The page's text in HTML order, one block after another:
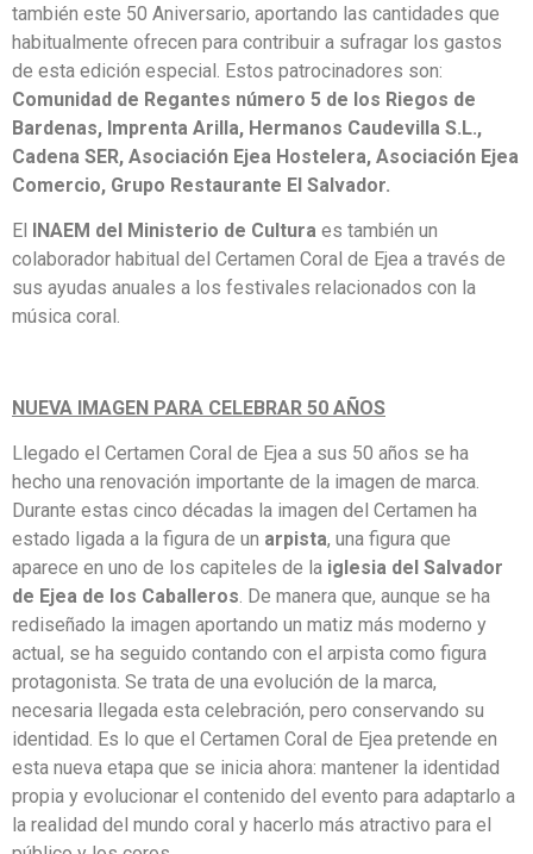
también este 50 Aniversario, aportando las cantidades que
habitualmente ofrecen para contribuir a sufragar los gastos
de esta edición especial. Estos patrocinadores son:
Comunidad de Regantes número 5 de los Riegos de
Bardenas, Imprenta Arilla, Hermanos Caudevilla S.L.,
Cadena SER, Asociación Ejea Hostelera, Asociación Ejea
Comercio, Grupo Restaurante El Salvador.
El INAEM del Ministerio de Cultura es también un
colaborador habitual del Certamen Coral de Ejea a través de
sus ayudas anuales a los festivales relacionados con la
música coral.
NUEVA IMAGEN PARA CELEBRAR 50 AÑOS
Llegado el Certamen Coral de Ejea a sus 50 años se ha
hecho una renovación importante de la imagen de marca.
Durante estas cinco décadas la imagen del Certamen ha
estado ligada a la figura de un arpista, una figura que
aparece en uno de los capiteles de la iglesia del Salvador
de Ejea de los Caballeros. De manera que, aunque se ha
rediseñado la imagen aportando un matiz más moderno y
actual, se ha seguido contando con el arpista como figura
protagonista. Se trata de una evolución de la marca,
necesaria llegada esta celebración, pero conservando su
identidad. Es lo que el Certamen Coral de Ejea pretende en
esta nueva etapa que se inicia ahora: mantener la identidad
propia y evolucionar el contenido del evento para adaptarlo a
la realidad del mundo coral y hacerlo más atractivo para el